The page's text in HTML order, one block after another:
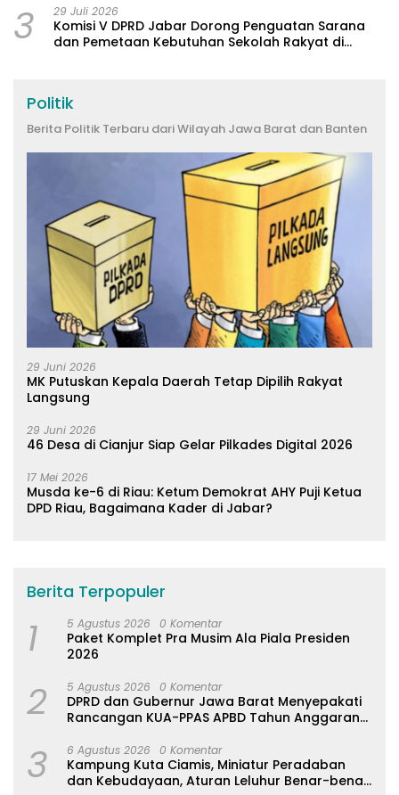
3 29 Juli 2026
Komisi V DPRD Jabar Dorong Penguatan Sarana
dan Pemetaan Kebutuhan Sekolah Rakyat di
Politik
Berita Politik Terbaru dari Wilayah Jawa Barat dan Banten
29 Juni 2026
MK Putuskan Kepala Daerah Tetap Dipilih Rakyat
Langsung
29 Juni 2026
46 Desa di Cianjur Siap Gelar Pilkades Digital 2026
17 Mei 2026
Musda ke-6 di Riau: Ketum Demokrat AHY Puji Ketua
DPD Riau, Bagaimana Kader di Jabar?
Berita Terpopuler
1 5 Agustus 2026 0 Komentar
Paket Komplet Pra Musim Ala Piala Presiden
2026
2 5 Agustus 2026 0 Komentar
DPRD dan Gubernur Jawa Barat Menyepakati
Rancangan KUA-PPAS APBD Tahun Anggaran
3 6 Agustus 2026 0 Komentar
Kampung Kuta Ciamis, Miniatur Peradaban
dan Kebudayaan, Aturan Leluhur Benar-benar